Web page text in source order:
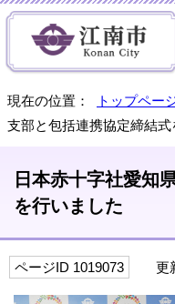
現在の位置： トップペー
支部と包括連携協定締結式
日本赤十字社愛知
を行いました
ページID 1019073 更